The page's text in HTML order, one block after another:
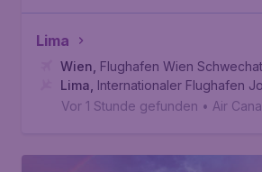
Lima
Wien Flughafen Wien Schwechat
Lima Internationaler Flughafen
Vor 1 Stunde gefunden • Air